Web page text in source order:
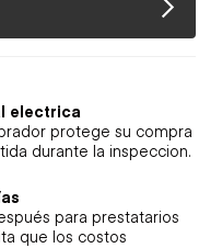
electrica
protege su compra
durante la inspeccion.
para prestatarios
que los costos